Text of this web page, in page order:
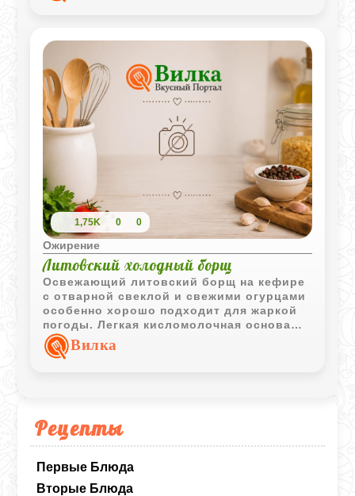
Рецепты
Первые Блюда
Вторые Блюда
1,75K 0 0
Ожирение
Литовский холодный борщ
Освежающий литовский борщ на кефире
с отварной свеклой и свежими огурцами
особенно хорошо подходит для жаркой
погоды. Легкая кисломолочная основа
делает суп прохладным, ярким и очень
домашним.
Вилка